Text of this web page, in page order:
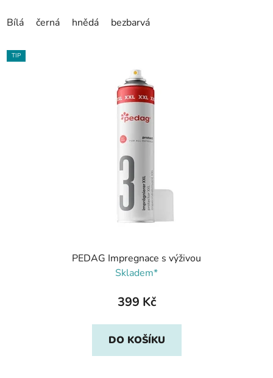
Bílá černá hnědá bezbarvá
TIP
PEDAG Impregnace s výživou
Skladem*
399 Kč
DO KOŠÍKU